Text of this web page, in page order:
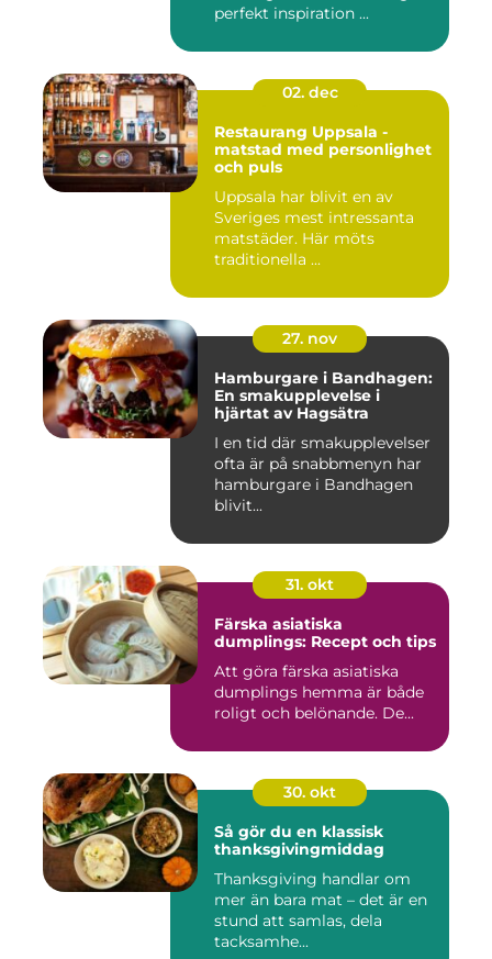
perfekt inspiration ...
02. dec
Restaurang Uppsala -
matstad med personlighet
och puls
Uppsala har blivit en av
Sveriges mest intressanta
matstäder. Här möts
traditionella ...
27. nov
Hamburgare i Bandhagen:
En smakupplevelse i
hjärtat av Hagsätra
I en tid där smakupplevelser
ofta är på snabbmenyn har
hamburgare i Bandhagen
blivit...
31. okt
Färska asiatiska
dumplings: Recept och tips
Att göra färska asiatiska
dumplings hemma är både
roligt och belönande. De...
30. okt
Så gör du en klassisk
thanksgivingmiddag
Thanksgiving handlar om
mer än bara mat – det är en
stund att samlas, dela
tacksamhe...